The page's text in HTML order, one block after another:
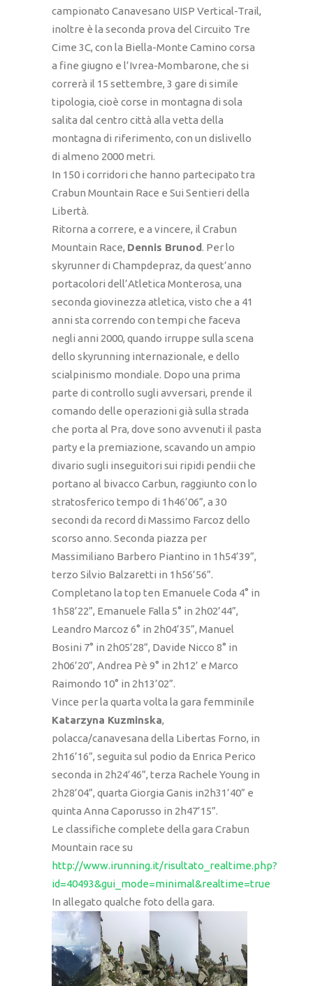
campionato Canavesano UISP Vertical-Trail,
inoltre è la seconda prova del Circuito Tre
Cime 3C, con la Biella-Monte Camino corsa
a fine giugno e l’Ivrea-Mombarone, che si
correrà il 15 settembre, 3 gare di simile
tipologia, cioè corse in montagna di sola
salita dal centro città alla vetta della
montagna di riferimento, con un dislivello
di almeno 2000 metri.
In 150 i corridori che hanno partecipato tra
Crabun Mountain Race e Sui Sentieri della
Libertà.
Ritorna a correre, e a vincere, il Crabun
Mountain Race, Dennis Brunod. Per lo
skyrunner di Champdepraz, da quest’anno
portacolori dell’Atletica Monterosa, una
seconda giovinezza atletica, visto che a 41
anni sta correndo con tempi che faceva
negli anni 2000, quando irruppe sulla scena
dello skyrunning internazionale, e dello
scialpinismo mondiale. Dopo una prima
parte di controllo sugli avversari, prende il
comando delle operazioni già sulla strada
che porta al Pra, dove sono avvenuti il pasta
party e la premiazione, scavando un ampio
divario sugli inseguitori sui ripidi pendii che
portano al bivacco Carbun, raggiunto con lo
stratosferico tempo di 1h46’06”, a 30
secondi da record di Massimo Farcoz dello
scorso anno. Seconda piazza per
Massimiliano Barbero Piantino in 1h54’39”,
terzo Silvio Balzaretti in 1h56’56”.
Completano la top ten Emanuele Coda 4° in
1h58’22”, Emanuele Falla 5° in 2h02’44”,
Leandro Marcoz 6° in 2h04’35”, Manuel
Bosini 7° in 2h05’28”, Davide Nicco 8° in
2h06’20”, Andrea Pè 9° in 2h12’ e Marco
Raimondo 10° in 2h13’02”.
Vince per la quarta volta la gara femminile
Katarzyna Kuzminska,
polacca/canavesana della Libertas Forno, in
2h16’16”, seguita sul podio da Enrica Perico
seconda in 2h24’46”, terza Rachele Young in
2h28’04”, quarta Giorgia Ganis in2h31’40” e
quinta Anna Caporusso in 2h47’15”.
Le classifiche complete della gara Crabun
Mountain race su
http://www.irunning.it/risultato_realtime.php?
id=40493&gui_mode=minimal&realtime=true
In allegato qualche foto della gara.